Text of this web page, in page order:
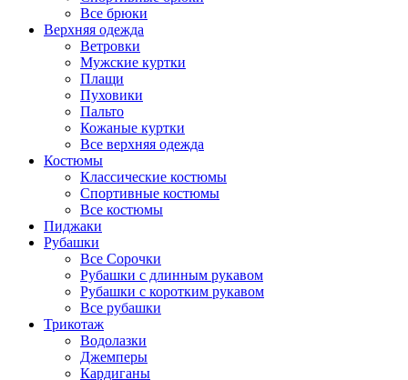
Все брюки
Верхняя одежда
Ветровки
Мужские куртки
Плащи
Пуховики
Пальто
Кожаные куртки
Все верхняя одежда
Костюмы
Классические костюмы
Спортивные костюмы
Все костюмы
Пиджаки
Рубашки
Все Сорочки
Рубашки с длинным рукавом
Рубашки с коротким рукавом
Все рубашки
Трикотаж
Водолазки
Джемперы
Кардиганы